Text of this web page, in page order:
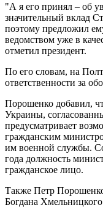
"А я его принял – об
значительный вклад
поэтому предложил
ведомством уже в
отметил президент.
По его словам, на
ответственности за
Порошенко добавил,
Украины,
предусматривает
гражданским
им военной службы.
года должность
гражданское лицо.
Также Петр
Богдана